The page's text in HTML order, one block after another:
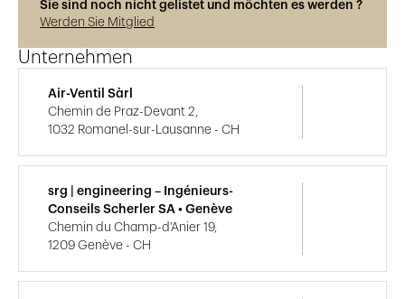
Sie sind noch nicht gelistet und möchten es werden ?
Werden Sie Mitglied
Unternehmen
Air-Ventil Sàrl
Chemin de Praz-Devant 2,
1032 Romanel-sur-Lausanne - CH
srg | engineering – Ingénieurs-
Conseils Scherler SA • Genève
Chemin du Champ-d'Anier 19,
1209 Genève - CH